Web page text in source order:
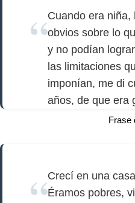
Cuando era
obvios sobre lo
y no podían
las limitaciones
imponían, me di
años, de que era
Frase
Crecí en una
Éramos pobres,